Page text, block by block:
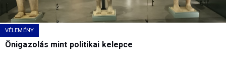
VÉLEMÉNY
Önigazolás mint politikai kelepce